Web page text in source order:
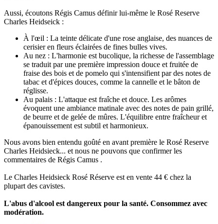
Aussi, écoutons Régis Camus définir lui-même le Rosé Reserve
Charles Heidseick :
À l'œil : La teinte délicate d'une rose anglaise, des nuances de
cerisier en fleurs éclairées de fines bulles vives.
Au nez : L'harmonie est bucolique, la richesse de l'assemblage
se traduit par une première impression douce et fruitée de
fraise des bois et de pomelo qui s'intensifient par des notes de
tabac et d'épices douces, comme la cannelle et le bâton de
réglisse.
Au palais : L'attaque est fraîche et douce. Les arômes
évoquent une ambiance matinale avec des notes de pain grillé,
de beurre et de gelée de mûres. L'équilibre entre fraîcheur et
épanouissement est subtil et harmonieux.
Nous avons bien entendu goûté en avant première le Rosé Reserve
Charles Heidsieck... et nous ne pouvons que confirmer les
commentaires de Régis Camus .
Le Charles Heidsieck Rosé Réserve est en vente 44 € chez la
plupart des cavistes.
L'abus d'alcool est dangereux pour la santé. Consommez avec
modération.